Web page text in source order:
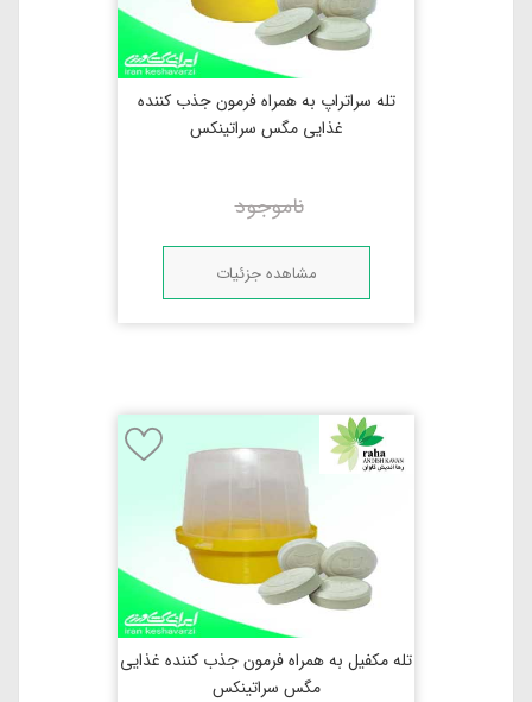
تله سراتراپ به همراه فرمون جذب کننده
غذایی مگس سراتینکس
ناموجود
مشاهده جزئیات
تله مکفیل به همراه فرمون جذب کننده غذایی
مگس سراتینکس